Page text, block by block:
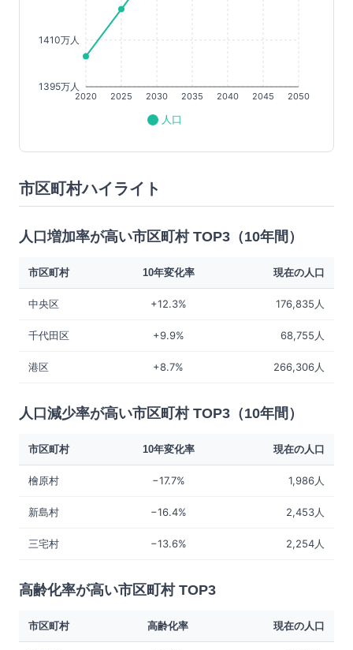
2020 2025 2030 2035 2040 2045 2050
1395万人
1410万人
人口
市区町村ハイライト
人口増加率が高い市区町村 TOP3（10年間）
市区町村 10年変化率 現在の人口
中央区 +12.3% 176,835人
千代田区 +9.9% 68,755人
港区 +8.7% 266,306人
人口減少率が高い市区町村 TOP3（10年間）
市区町村 10年変化率 現在の人口
檜原村 −17.7% 1,986人
新島村 −16.4% 2,453人
三宅村 −13.6% 2,254人
高齢化率が高い市区町村 TOP3
市区町村 高齢化率 現在の人口